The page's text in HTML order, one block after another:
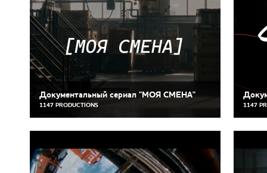
Документальный сериал "МОЯ СМЕНА"
1147 PRODUCTIONS 1147